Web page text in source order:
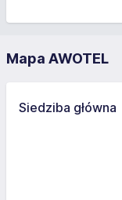
Mapa AWOTEL
Siedziba główna